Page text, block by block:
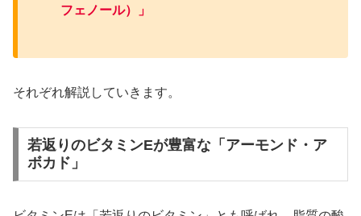
フェノール）」
それぞれ解説していきます。
若返りのビタミンEが豊富な「アーモンド・ア
ボカド」